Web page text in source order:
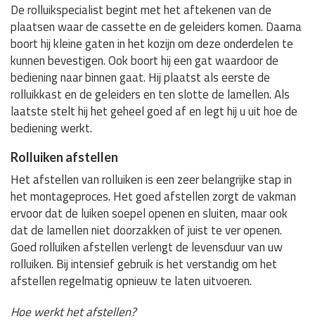
De rolluikspecialist begint met het aftekenen van de
plaatsen waar de cassette en de geleiders komen. Daarna
boort hij kleine gaten in het kozijn om deze onderdelen te
kunnen bevestigen. Ook boort hij een gat waardoor de
bediening naar binnen gaat. Hij plaatst als eerste de
rolluikkast en de geleiders en ten slotte de lamellen. Als
laatste stelt hij het geheel goed af en legt hij u uit hoe de
bediening werkt.
Rolluiken afstellen
Het afstellen van rolluiken is een zeer belangrijke stap in
het montageproces. Het goed afstellen zorgt de vakman
ervoor dat de luiken soepel openen en sluiten, maar ook
dat de lamellen niet doorzakken of juist te ver openen.
Goed rolluiken afstellen verlengt de levensduur van uw
rolluiken. Bij intensief gebruik is het verstandig om het
afstellen regelmatig opnieuw te laten uitvoeren.
Hoe werkt het afstellen?